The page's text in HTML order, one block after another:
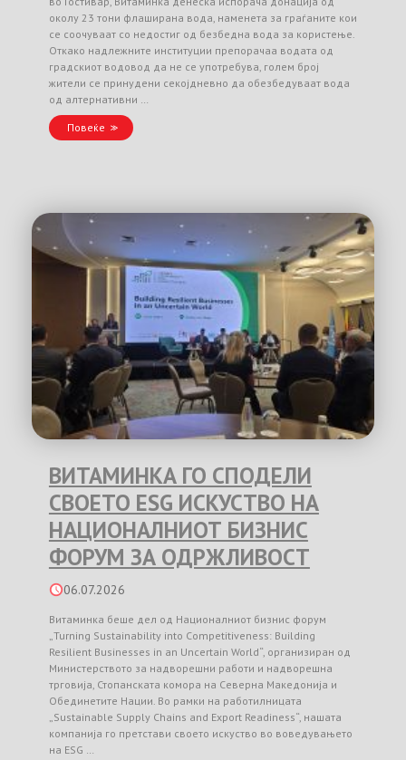
околу 23 тони флаширана вода, наменета за граѓаните кои
се соочуваат со недостиг од безбедна вода за користење.
Откако надлежните институции препорачаа водата од
градскиот водовод да не се употребува, голем број
жители се принудени секојдневно да обезбедуваат вода
од алтернативни …
Повеќе
ВИТАМИНКА ГО СПОДЕЛИ
СВОЕТО ESG ИСКУСТВО НА
НАЦИОНАЛНИОТ БИЗНИС
ФОРУМ ЗА ОДРЖЛИВОСТ
06.07.2026
Витаминка беше дел од Националниот бизнис форум
„Turning Sustainability into Competitiveness: Building
Resilient Businesses in an Uncertain World“, организиран од
Министерството за надворешни работи и надворешна
трговија, Стопанската комора на Северна Македонија и
Обединетите Нации. Во рамки на работилницата
„Sustainable Supply Chains and Export Readiness“, нашата
компанија го претстави своето искуство во воведувањето
на ESG …